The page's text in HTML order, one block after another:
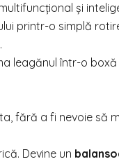
și
printr-o simplă
leagănul într-o
fără a fi nevoie să
Devine un